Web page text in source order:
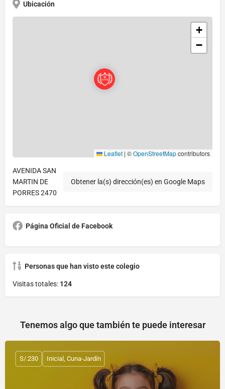
Ubicación
+
−
Leaflet | ©OpenStreetMapcontributors
AVENIDA SAN
MARTIN DE
PORRES 2470
Obtener la(s) dirección(es) en Google Maps
Página Oficial de Facebook
Personas que han visto este colegio
Visitas totales: 124
Tenemos algo que también te puede interesar
S/.230 Inicial, Cuna-Jardín